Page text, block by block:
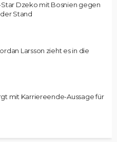
Dzeko mit Bosnien gegen
Stand
Larsson zieht es in die
mit Karriereende-Aussage für